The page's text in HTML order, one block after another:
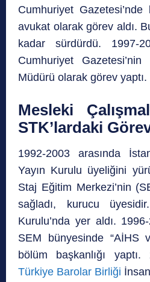
Cumhuriyet Gazetesi’nde
avukat olarak görev aldı.
kadar sürdürdü. 1997-
Cumhuriyet
Müdürü olarak görev yaptı.
Mesleki
STK’lardaki
1992-2003 arasında
Yayın Kurulu üyeliğini
Staj Eğitim Merkezi’nin
sağladı, kurucu
Kurulu’nda yer aldı.
SEM bünyesinde “AİHS
bölüm başkanlığı yaptı.
Türkiye Barolar Birliği